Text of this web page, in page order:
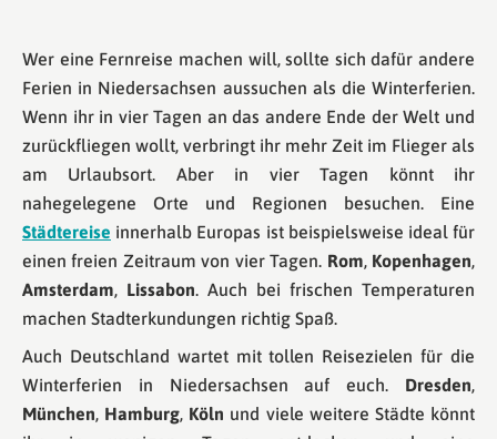
Wer eine Fernreise machen will, sollte sich dafür andere
Ferien in Niedersachsen aussuchen als die Winterferien.
Wenn ihr in vier Tagen an das andere Ende der Welt und
zurückfliegen wollt, verbringt ihr mehr Zeit im Flieger als
am Urlaubsort. Aber in vier Tagen könnt ihr
nahegelegene Orte und Regionen besuchen. Eine
Städtereise innerhalb Europas ist beispielsweise ideal für
einen freien Zeitraum von vier Tagen. Rom, Kopenhagen,
Amsterdam, Lissabon. Auch bei frischen Temperaturen
machen Stadterkundungen richtig Spaß.
Auch Deutschland wartet mit tollen Reisezielen für die
Winterferien in Niedersachsen auf euch. Dresden,
München, Hamburg, Köln und viele weitere Städte könnt